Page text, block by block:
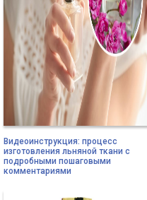
Видеоинструкция: процесс
изготовления льняной ткани с
подробными пошаговыми
комментариями